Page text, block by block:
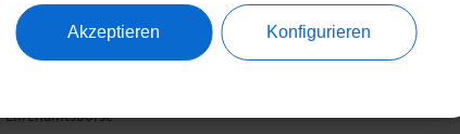
Ehrenamtsbörse
Akzeptieren Konfigurieren